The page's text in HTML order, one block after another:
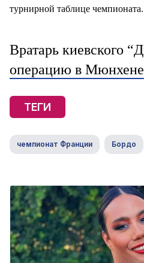
турнирной таблице чемпионата.
Вратарь киевского
операцию в Мюнхене
ТЕГИ
чемпионат Франции Бордо